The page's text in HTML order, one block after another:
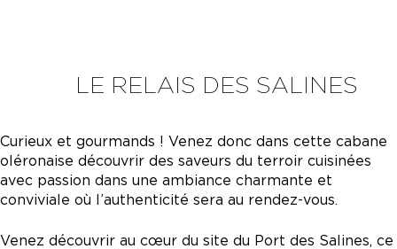
LE RELAIS DES SALINES
Curieux et gourmands ! Venez donc dans cette cabane
oléronaise découvrir des saveurs du terroir cuisinées
avec passion dans une ambiance charmante et
conviviale où l’authenticité sera au rendez-vous.
Venez découvrir au cœur du site du Port des Salines, ce